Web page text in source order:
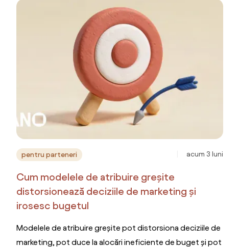
acum 3 luni
pentru parteneri
Cum modelele de atribuire greșite
distorsionează deciziile de marketing și
irosesc bugetul
Modelele de atribuire greșite pot distorsiona deciziile de
marketing, pot duce la alocări ineficiente de buget și pot